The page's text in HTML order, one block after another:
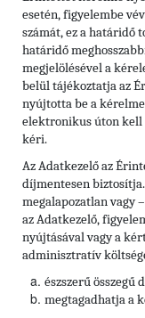
esetén, figyelembe
számát, ez a határidő
határidő
megjelölésével a
belül tájékoztatja az
nyújtotta be a
elektronikus úton kell
kéri.
Az Adatkezelő az
díjmentesen
megalapozatlan vagy
az Adatkezelő,
nyújtásával vagy a
adminisztratív
észszerű összegű
megtagadhatja a